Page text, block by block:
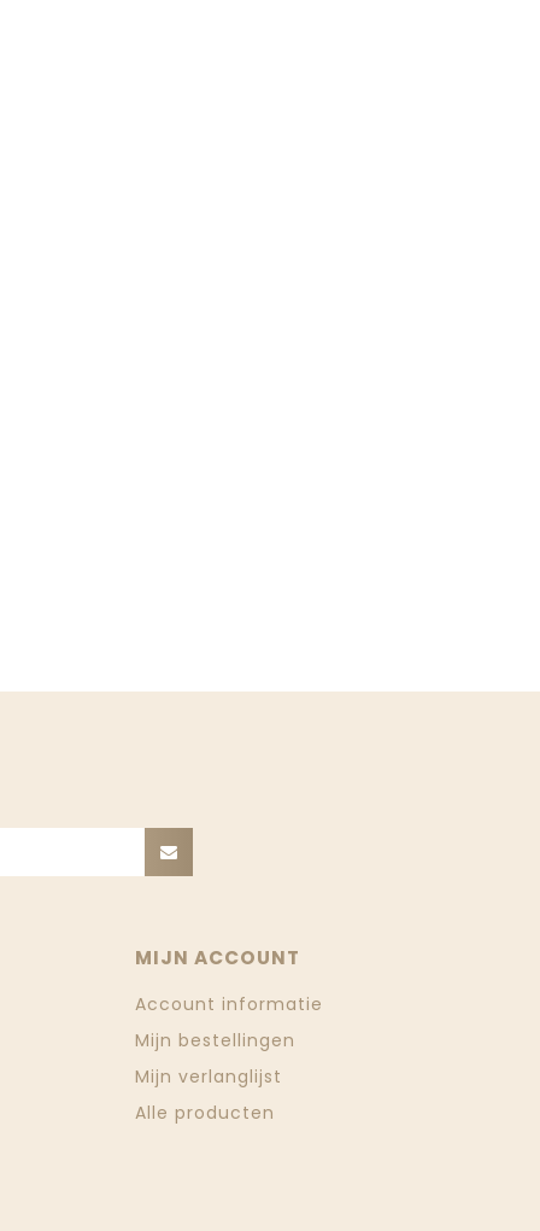
MIJN ACCOUNT
Account informatie
Mijn bestellingen
Mijn verlanglijst
Alle producten